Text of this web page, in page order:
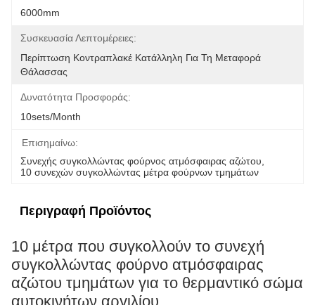
6000mm
Συσκευασία Λεπτομέρειες:
Περίπτωση Κοντραπλακέ Κατάλληλη Για Τη Μεταφορά
Θάλασσας
Δυνατότητα Προσφοράς:
10sets/month
Επισημαίνω:
Συνεχής συγκολλώντας φούρνος ατμόσφαιρας αζώτου
10 συνεχών συγκολλώντας μέτρα φούρνων τμημάτων
Περιγραφή Προϊόντος
10 μέτρα που συγκολλούν το συνεχή
συγκολλώντας φούρνο ατμόσφαιρας
αζώτου τμημάτων για το θερμαντικό σώμα
αυτοκινήτων αργιλίου